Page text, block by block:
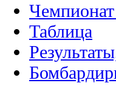
Таблица